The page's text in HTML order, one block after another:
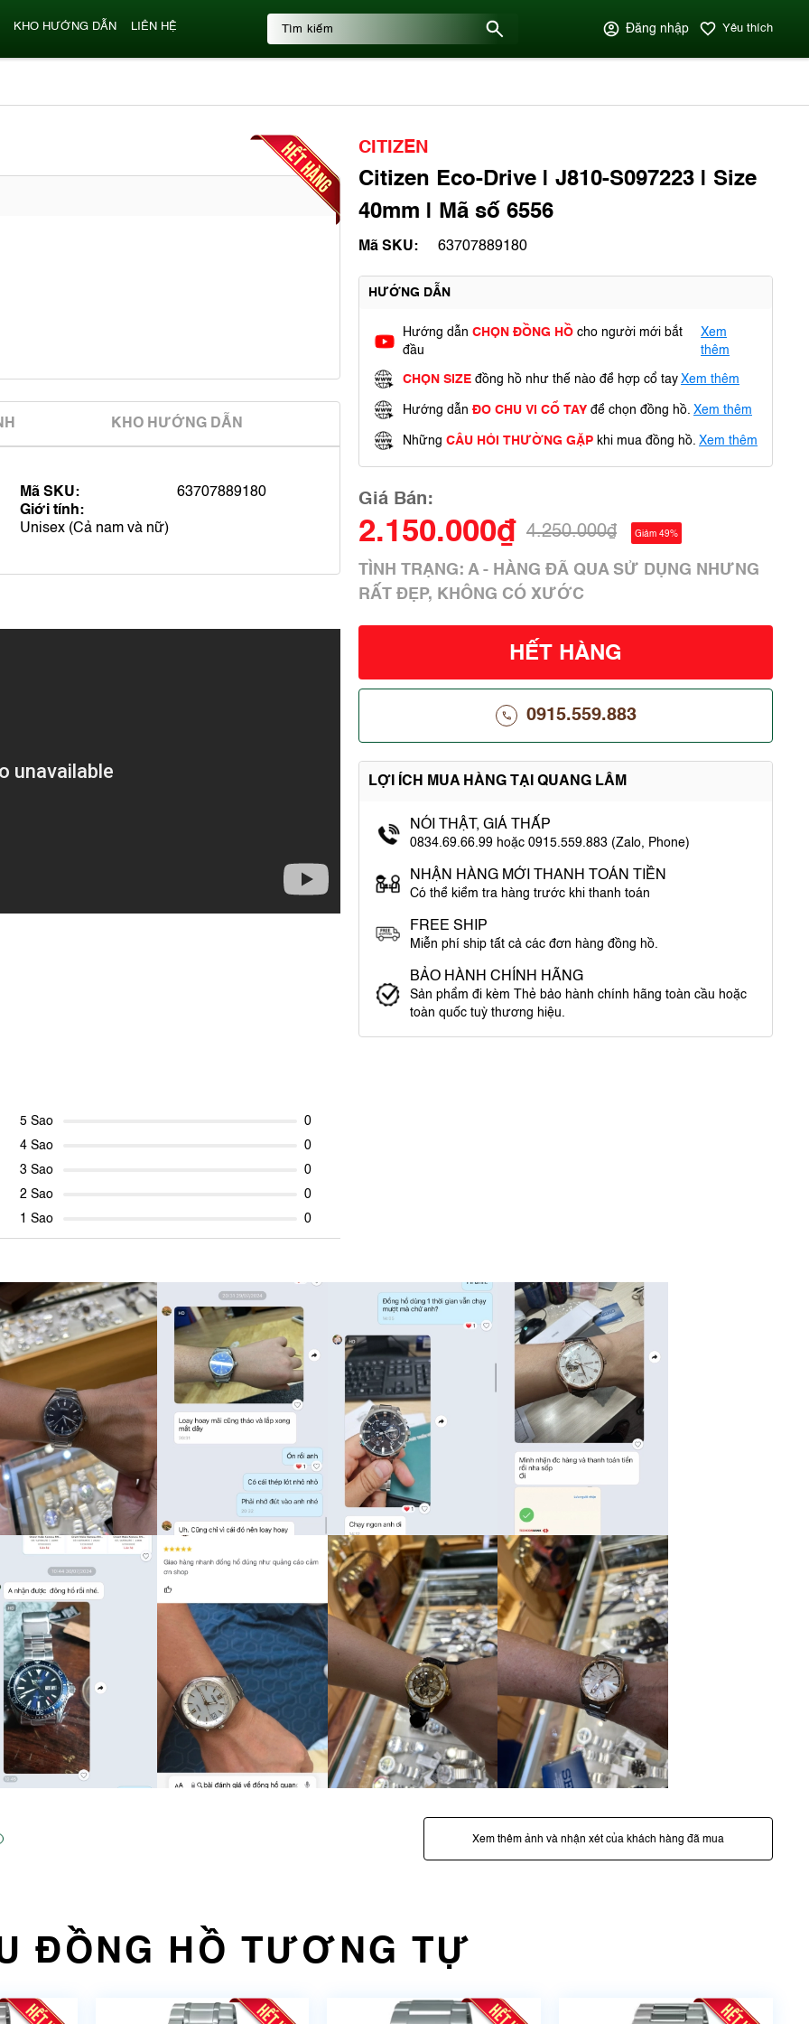
KHO HƯỚNG DẪN LIÊN HỆ Đăng nhập Yêu thích
KHO HƯỚNG DẪN
Mã SKU:
63707889180
Giới tính:
Unisex (Cả nam và nữ)
CITIZEN
Citizen Eco-Drive | J810-S097223 | Size
40mm | Mã số 6556
Mã SKU: 63707889180
HƯỚNG DẪN
Hướng dẫn CHỌN ĐỒNG HỒ cho người mới bắt
đầu
Xem
thêm
CHỌN SIZE đồng hồ như thế nào để hợp cổ tay Xem thêm
Hướng dẫn ĐO CHU VI CỔ TAY để chọn đồng hồ. Xem thêm
Những CÂU HỎI THƯỜNG GẶP khi mua đồng hồ. Xem thêm
Giá Bán:
2.150.000₫ 4.250.000₫ Giảm 49%
TÌNH TRẠNG: A - HÀNG ĐÃ QUA SỬ DỤNG NHƯNG
RẤT ĐẸP, KHÔNG CÓ XƯỚC
HẾT HÀNG
0915.559.883
LỢI ÍCH MUA HÀNG TẠI QUANG LÂM
NÓI THẬT, GIÁ THẤP
0834.69.66.99 hoặc 0915.559.883 (Zalo, Phone)
NHẬN HÀNG MỚI THANH TOÁN TIỀN
Có thể kiểm tra hàng trước khi thanh toán
FREE SHIP
Miễn phí ship tất cả các đơn hàng đồng hồ.
BẢO HÀNH CHÍNH HÃNG
Sản phẩm đi kèm Thẻ bảo hành chính hãng toàn cầu hoặc
toàn quốc tuỳ thương hiệu.
5 Sao
0
4 Sao
0
3 Sao
0
2 Sao
0
1 Sao
0
Xem thêm ảnh và nhận xét của khách hàng đã mua
ĐỒNG HỒ TƯƠNG TỰ